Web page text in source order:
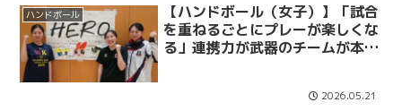
ハンドボール
【ハンドボール（女子）】「試合
を重ねるごとにプレーが楽しくな
る」連携力が武器のチームが本拠
2026.05.21